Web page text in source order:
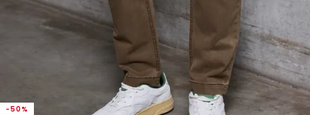
-50%